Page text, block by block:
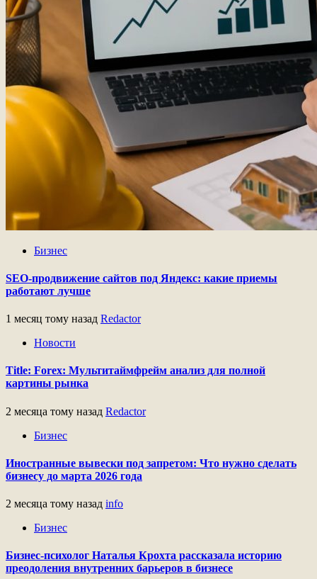
Бизнес
SEO-продвижение сайтов под Яндекс: какие приемы
работают лучше
1 месяц тому назад Redactor
Новости
Title: Forex: Мультитаймфрейм анализ для полной
картины рынка
2 месяца тому назад Redactor
Бизнес
Иностранные вывески под запретом: Что нужно сделать
бизнесу до марта 2026 года
2 месяца тому назад info
Бизнес
Бизнес-психолог Наталья Крохта рассказала историю
преодоления внутренних барьеров в бизнесе